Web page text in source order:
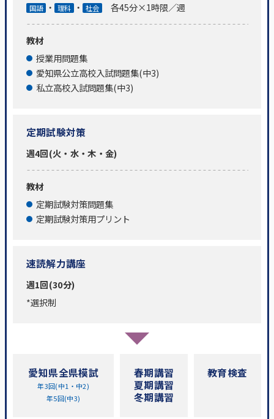
国語 ・ 理科 ・ 社会 各45分×1時限／週
教材
授業用問題集
愛知県公立高校入試問題集(中3)
私立高校入試問題集(中3)
定期試験対策
週4回(火・水・木・金)
教材
定期試験対策問題集
定期試験対策用プリント
速読解力講座
週1回(30分)
*選択制
愛知県全県模試
年3回(中1・中2)
年5回(中3)
春期講習
夏期講習
冬期講習
教育検査